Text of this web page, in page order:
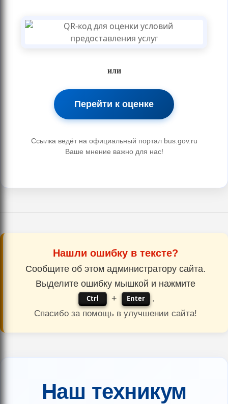
или
Перейти к оценке
Ссылка ведёт на официальный портал bus.gov.ru
Ваше мнение важно для нас!
Нашли ошибку в тексте?
Сообщите об этом администратору сайта.
Выделите ошибку мышкой и нажмите
Ctrl + Enter .
Спасибо за помощь в улучшении сайта!
Наш техникум